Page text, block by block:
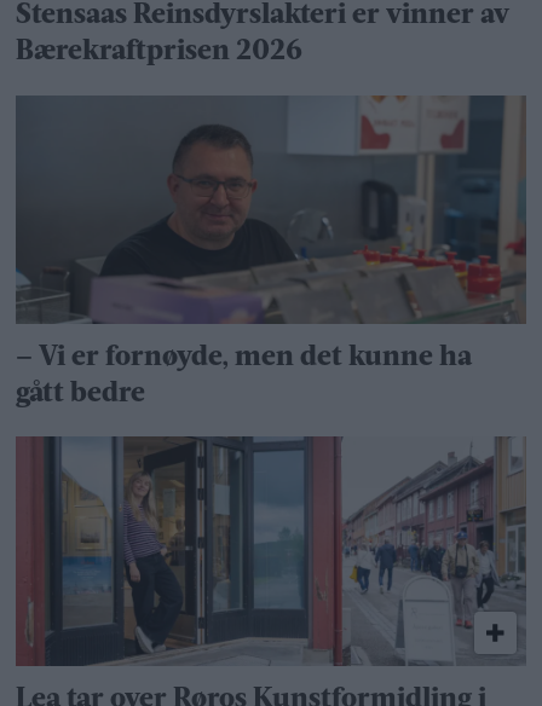
Stensaas Reinsdyrslakteri er vinner av
Bærekraftprisen 2026
– Vi er fornøyde, men det kunne ha
gått bedre
Lea tar over Røros Kunstformidling i